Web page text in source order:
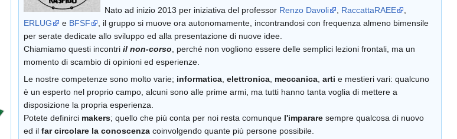
Nato ad inizio 2013 per iniziativa del professor Renzo Davoli RaccattaRAEE
ERLUG
e BFSF
, il gruppo si muove ora autonomamente, incontrandosi con frequenza almeno bimensile
per serate dedicate allo sviluppo ed alla presentazione di nuove idee.
Chiamiamo questi incontri il non-corso , perché non vogliono essere delle semplici lezioni frontali, ma un
momento di scambio di opinioni ed esperienze.
Le nostre competenze sono molto varie; informatica elettronica meccanica arti e mestieri vari: qualcuno
è un esperto nel proprio campo, alcuni sono alle prime armi, ma tutti hanno tanta voglia di mettere a
disposizione la propria esperienza.
Potete definirci makers; quello che più conta per noi resta comunque l'imparare sempre qualcosa di nuovo
ed il far circolare la conoscenza coinvolgendo quante più persone possibile.